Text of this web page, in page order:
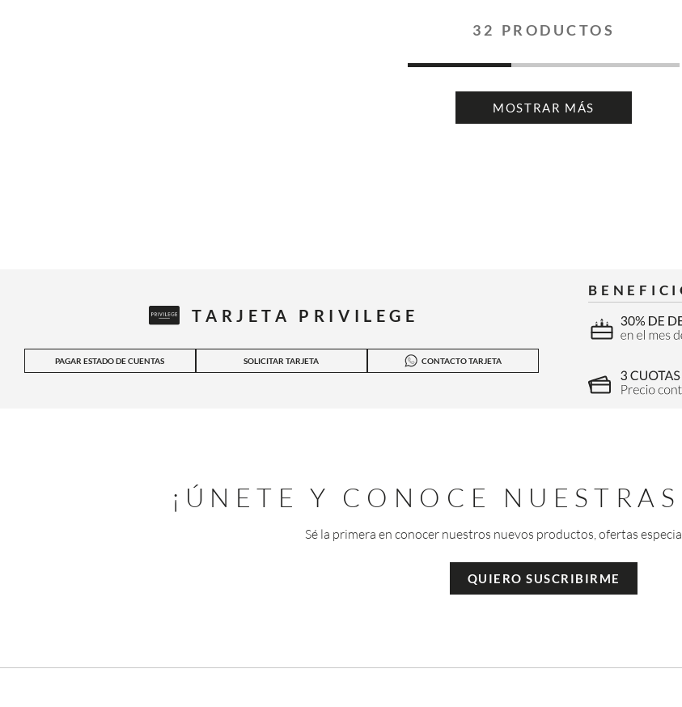
32 PRODUCTOS
MOSTRAR MÁS
TARJETA PRIVILEGE
PAGAR ESTADO DE CUENTAS SOLICITAR TARJETA CONTACTO TARJETA
¡ÚNETE Y CONOCE
Sé la primera en conocer nuestros nuevos productos, ofertas
QUIERO SUSCRIBIRME